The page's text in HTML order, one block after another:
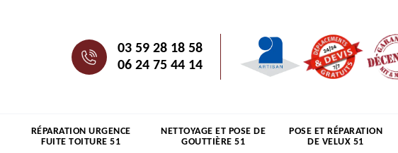
03 59 28 18 58
06 24 75 44 14
RÉPARATION URGENCE
FUITE TOITURE 51
NETTOYAGE ET POSE DE
GOUTTIÈRE 51
POSE ET RÉPARATION
DE VELUX 51